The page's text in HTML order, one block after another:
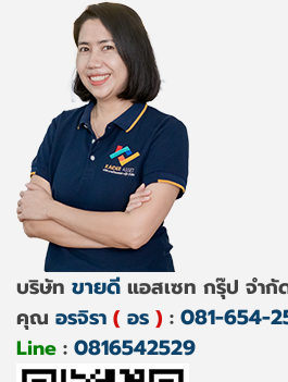
บริษัท ขายดี แอสเซท กรุ๊ป จำกั
คุณ อรจิรา ( อร ) : 081-654-
Line : 0816542529